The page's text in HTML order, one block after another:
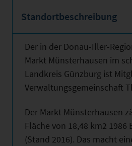
Standortbeschreibung
Der in der Donau-Iller-
Markt Münsterhausen im
Landkreis Günzburg ist
Verwaltungsgemeinschaft
Der Markt Münsterhausen
Fläche von 18,48 km2 1986
(Stand 2016). Das macht